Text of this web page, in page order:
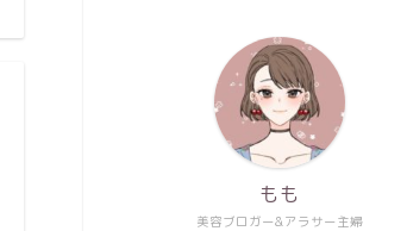
美容ブロガー&アラサー主婦
もも